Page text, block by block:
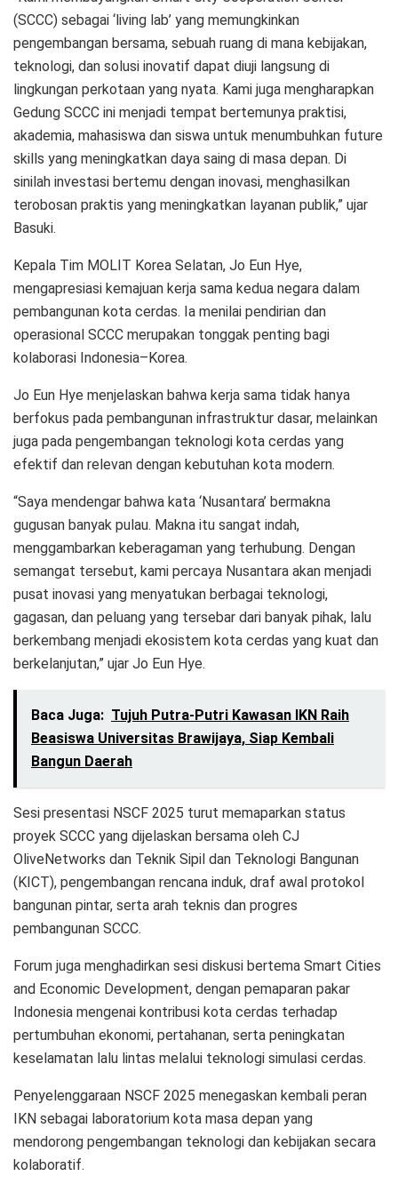
(SCCC) sebagai ‘living lab’ yang memungkinkan
pengembangan bersama, sebuah ruang di mana kebijakan,
teknologi, dan solusi inovatif dapat diuji langsung di
lingkungan perkotaan yang nyata. Kami juga mengharapkan
Gedung SCCC ini menjadi tempat bertemunya praktisi,
akademia, mahasiswa dan siswa untuk menumbuhkan future
skills yang meningkatkan daya saing di masa depan. Di
sinilah investasi bertemu dengan inovasi, menghasilkan
terobosan praktis yang meningkatkan layanan publik,” ujar
Basuki.
Kepala Tim MOLIT Korea Selatan, Jo Eun Hye,
mengapresiasi kemajuan kerja sama kedua negara dalam
pembangunan kota cerdas. Ia menilai pendirian dan
operasional SCCC merupakan tonggak penting bagi
kolaborasi Indonesia–Korea.
Jo Eun Hye menjelaskan bahwa kerja sama tidak hanya
berfokus pada pembangunan infrastruktur dasar, melainkan
juga pada pengembangan teknologi kota cerdas yang
efektif dan relevan dengan kebutuhan kota modern.
“Saya mendengar bahwa kata ‘Nusantara’ bermakna
gugusan banyak pulau. Makna itu sangat indah,
menggambarkan keberagaman yang terhubung. Dengan
semangat tersebut, kami percaya Nusantara akan menjadi
pusat inovasi yang menyatukan berbagai teknologi,
gagasan, dan peluang yang tersebar dari banyak pihak, lalu
berkembang menjadi ekosistem kota cerdas yang kuat dan
berkelanjutan,” ujar Jo Eun Hye.
Baca Juga: Tujuh Putra-Putri Kawasan IKN Raih
Beasiswa Universitas Brawijaya, Siap Kembali
Bangun Daerah
Sesi presentasi NSCF 2025 turut memaparkan status
proyek SCCC yang dijelaskan bersama oleh CJ
OliveNetworks dan Teknik Sipil dan Teknologi Bangunan
(KICT), pengembangan rencana induk, draf awal protokol
bangunan pintar, serta arah teknis dan progres
pembangunan SCCC.
Forum juga menghadirkan sesi diskusi bertema Smart Cities
and Economic Development, dengan pemaparan pakar
Indonesia mengenai kontribusi kota cerdas terhadap
pertumbuhan ekonomi, pertahanan, serta peningkatan
keselamatan lalu lintas melalui teknologi simulasi cerdas.
Penyelenggaraan NSCF 2025 menegaskan kembali peran
IKN sebagai laboratorium kota masa depan yang
mendorong pengembangan teknologi dan kebijakan secara
kolaboratif.